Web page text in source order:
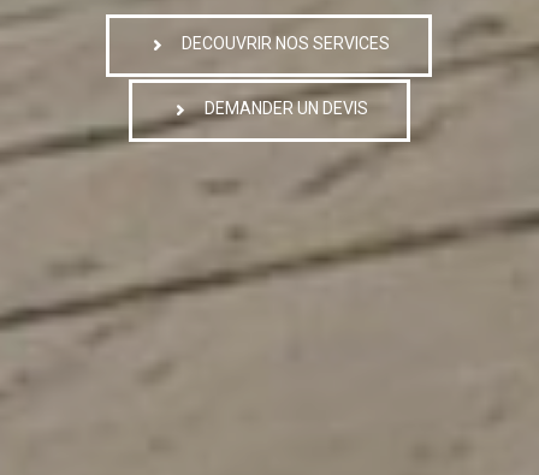
DECOUVRIR NOS SERVICES
DEMANDER UN DEVIS